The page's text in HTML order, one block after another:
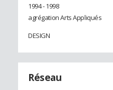
1994 - 1998
agrégation Arts Appliqués
DESIGN
Réseau